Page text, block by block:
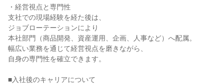
・経営視点と専門性
支社での現場経験を経た後は、
ジョブローテーションにより
本社部門（商品開発、資産運用、企画、人事など）へ配属。
幅広い業務を通じて経営視点を磨きながら、
自身の専門性を確立できます。
■入社後のキャリアについて